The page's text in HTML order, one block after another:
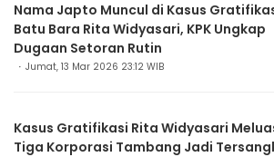
Nama Japto Muncul di Kasus
Batu Bara Rita Widyasari, KPK Ungkap
Dugaan Setoran Rutin
Jumat, 13 Mar 2026 23:12 WIB
Kasus Gratifikasi Rita Widyasari
Tiga Korporasi Tambang Jadi